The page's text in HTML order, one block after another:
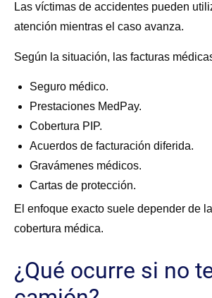
Las víctimas de accidentes pueden
atención mientras el caso avanza.
Según la situación, las facturas
Seguro médico.
Prestaciones MedPay.
Cobertura PIP.
Acuerdos de facturación diferida.
Gravámenes médicos.
Cartas de protección.
El enfoque exacto suele depender de
cobertura médica.
¿Qué ocurre si no